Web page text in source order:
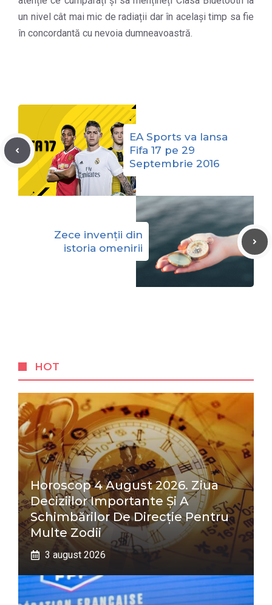
un nivel cât mai mic de radiații dar în același timp sa fie
în concordantă cu nevoia dumneavoastră.
EA Sports va lansa
Fifa 17 pe 29
Septembrie 2016
Zece invenții din
istoria omenirii
HOT
Horoscop 4 August 2026. Ziua
Deciziilor Importante Și A
Schimbărilor De Direcție Pentru
Multe Zodii
3 august 2026